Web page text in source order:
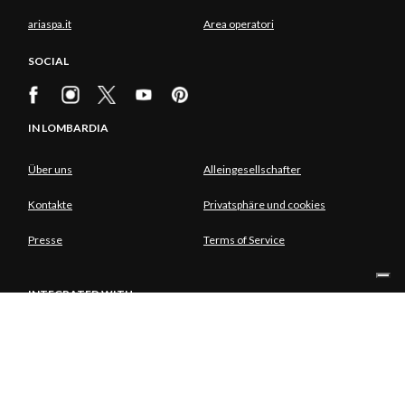
ariaspa.it Area operatori
SOCIAL
IN LOMBARDIA
Über uns Alleingesellschafter
Kontakte Privatsphäre und cookies
Presse Terms of Service
INTEGRATED WITH